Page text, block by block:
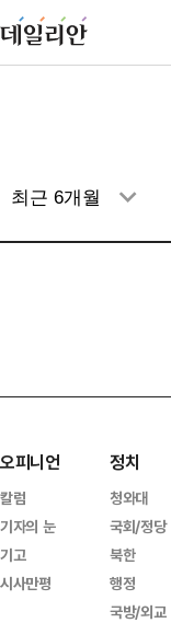
오피니언
칼럼
기자의 눈
기고
시사만평
정치
청와대
국회/정당
북한
행정
국방/외교